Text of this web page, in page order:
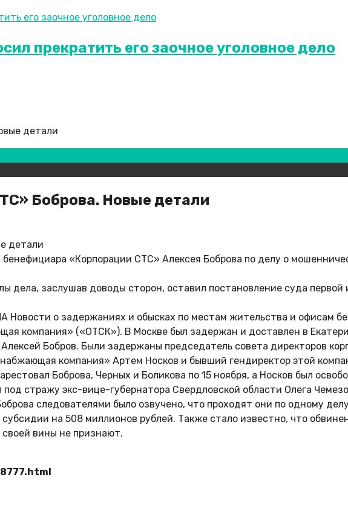
прекратить его заочное уголовное дело
детали
Боброва. Новые детали
«Корпорации СТС» Алексея Боброва по делу о
дела, заслушав доводы сторон, оставил постановление суда
Новости о задержаниях и обысках по местам жительства и офисам
компания» («ОТСК»). В Москве был задержан и доставлен в
Бобров. Были задержаны председатель совета директоров
компания» Артем Носков и бывший гендиректор этой
Боброва, Черных и Боликова по 15 ноября, а Носков был
стражу экс-вице-губернатора Свердловской области Олега
следователями было озвучено, что проходят они по одному
на 508 миллионов рублей. Также стало известно, что
вины не признают.